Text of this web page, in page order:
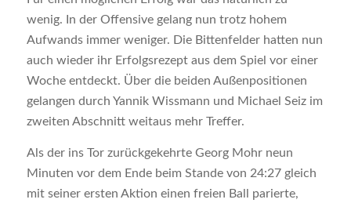
wenig. In der Offensive gelang nun trotz hohem
Aufwands immer weniger. Die Bittenfelder hatten nun
auch wieder ihr Erfolgsrezept aus dem Spiel vor einer
Woche entdeckt. Über die beiden Außenpositionen
gelangen durch Yannik Wissmann und Michael Seiz im
zweiten Abschnitt weitaus mehr Treffer.
Als der ins Tor zurückgekehrte Georg Mohr neun
Minuten vor dem Ende beim Stande von 24:27 gleich
mit seiner ersten Aktion einen freien Ball parierte,